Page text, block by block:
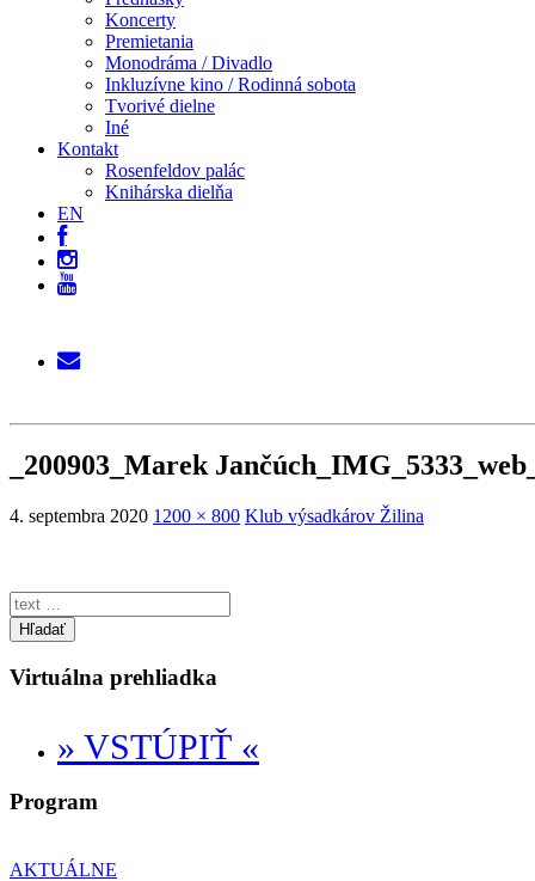
Koncerty
Premietania
Monodráma / Divadlo
Inkluzívne kino / Rodinná sobota
Tvorivé dielne
Iné
Kontakt
Rosenfeldov palác
Knihárska dielňa
EN
_200903_Marek
4. septembra 2020 1200 × 800 Klub výsadkárov Žilina
Hľadať
Virtuálna prehliadka
» VSTÚPIŤ «
Program
AKTUÁLNE